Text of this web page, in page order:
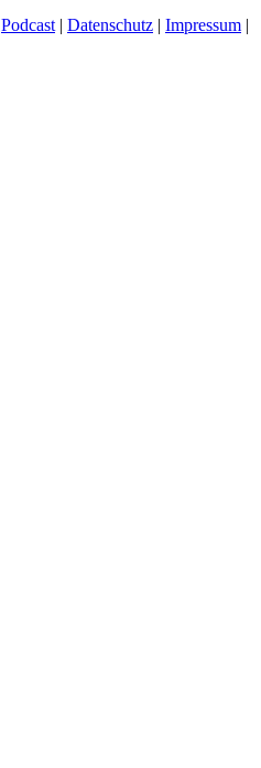
Podcast | Datenschutz | Impressum |